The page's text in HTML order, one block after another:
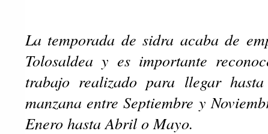
La temporada de sidra acaba de
Tolosaldea y es importante
trabajo realizado para llegar
manzana entre Septiembre y
Enero hasta Abril o Mayo.